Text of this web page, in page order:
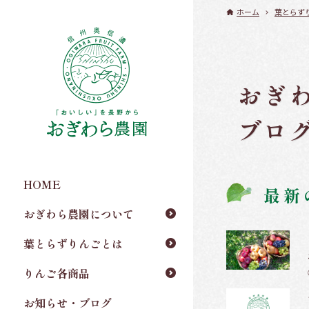
HOME
おぎわら農園について
葉とらずりんごとは
りんご各商品
お知らせ・ブログ
ホーム 葉とらず
おぎ
ブロ
最